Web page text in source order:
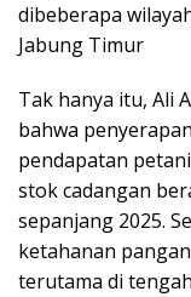
dibeberapa
Jabung Timur
Tak hanya itu, Ali
bahwa
pendapatan
stok cadangan
sepanjang 2025.
ketahanan
terutama di